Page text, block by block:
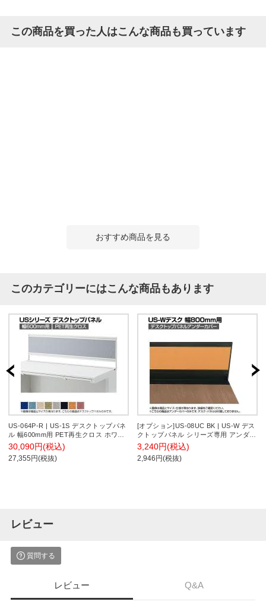
この商品を買った人はこんな商品も買っています
おすすめ商品を見る
このカテゴリーにはこんな商品もあります
US-064P-R | US-1S デスクトップパネ
ル 幅600mm用 PET再生クロス ホワイ
トフレーム 幅598×奥行25×高さ400mm
プラス(PLUS)
30,090円(税込)
27,355円(税抜)
[オプション]US-08UC BK | US-W デス
クトップパネル シリーズ専用 アンダー
カバー 本体ブラック 幅771×高さ76mm
厚さ24mm プラス PLUS
3,240円(税込)
2,946円(税抜)
レビュー
質問する
レビュー Q&A